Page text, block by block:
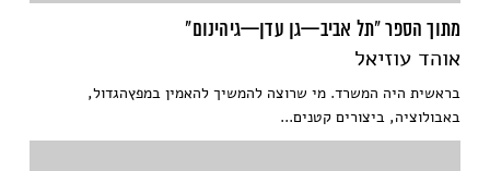
מתוך הספר "תל אביב—גן עדן—גיהינום"
אוהד עוזיאל
בראשית היה המשרד. מי שרוצה להמשיך להאמין במפץהגדול,
באבולוציה, ביצורים קטנים...